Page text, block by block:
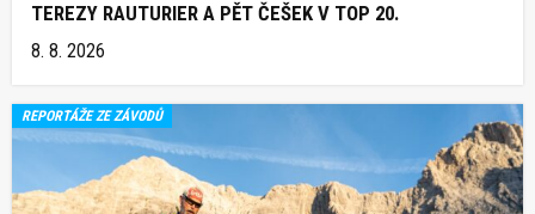
TEREZY RAUTURIER A PĚT ČEŠEK V TOP 20.
8. 8. 2026
REPORTÁŽE ZE ZÁVODŮ